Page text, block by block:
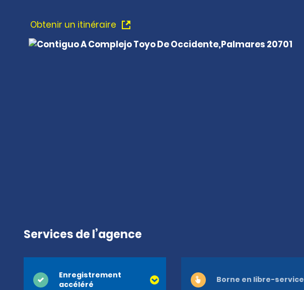
Obtenir un itinéraire
Services de l’agence
Enregistrement
accéléré
Borne en libre-service